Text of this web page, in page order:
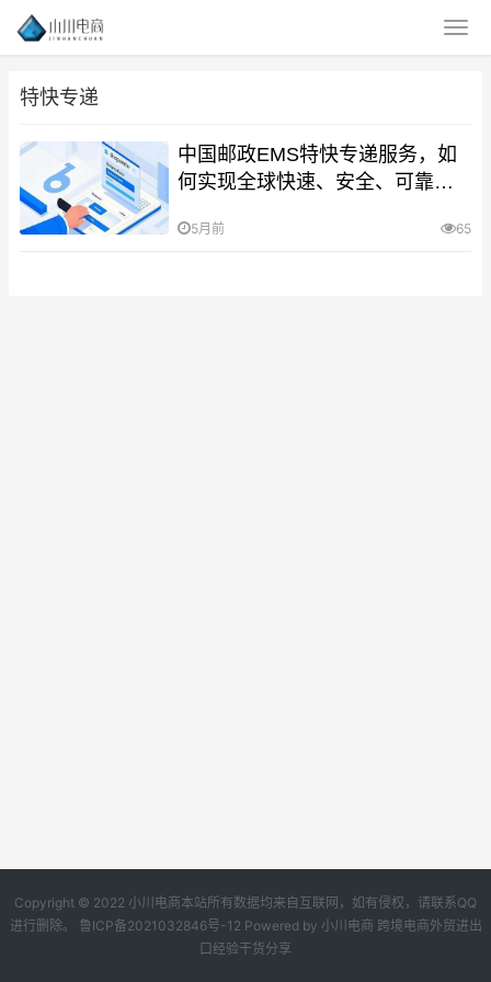
特快专递
中国邮政EMS特快专递服务，如
何实现全球快速、安全、可靠的
5月前 65
Copyright © 2022 小川电商本站所有数据均来自互联网，如有侵权，请联系QQ
进行删除。 鲁ICP备2021032846号-12 Powered by 小川电商 跨境电商外贸进出
口经验干货分享